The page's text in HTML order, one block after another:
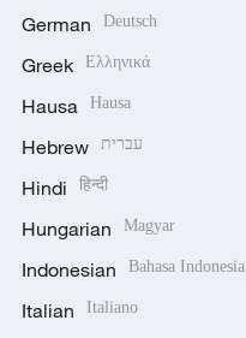
German Deutsch
Greek Ελληνικά
Hausa Hausa
Hebrew עברית
Hindi हिन्दी
Hungarian Magyar
Indonesian Bahasa Indonesia
Italian Italiano